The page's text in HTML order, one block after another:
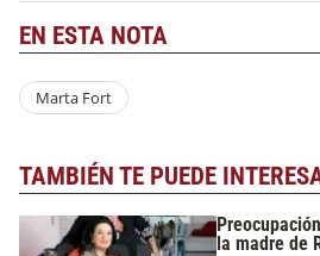
EN ESTA NOTA
Marta Fort
TAMBIÉN TE PUEDE
la madre de